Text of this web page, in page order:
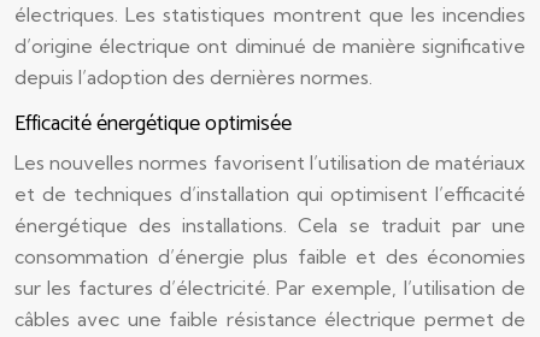
électriques. Les statistiques montrent que les incendies
d’origine électrique ont diminué de manière significative
depuis l’adoption des dernières normes.
Efficacité énergétique optimisée
Les nouvelles normes favorisent l’utilisation de matériaux
et de techniques d’installation qui optimisent l’efficacité
énergétique des installations. Cela se traduit par une
consommation d’énergie plus faible et des économies
sur les factures d’électricité. Par exemple, l’utilisation de
câbles avec une faible résistance électrique permet de